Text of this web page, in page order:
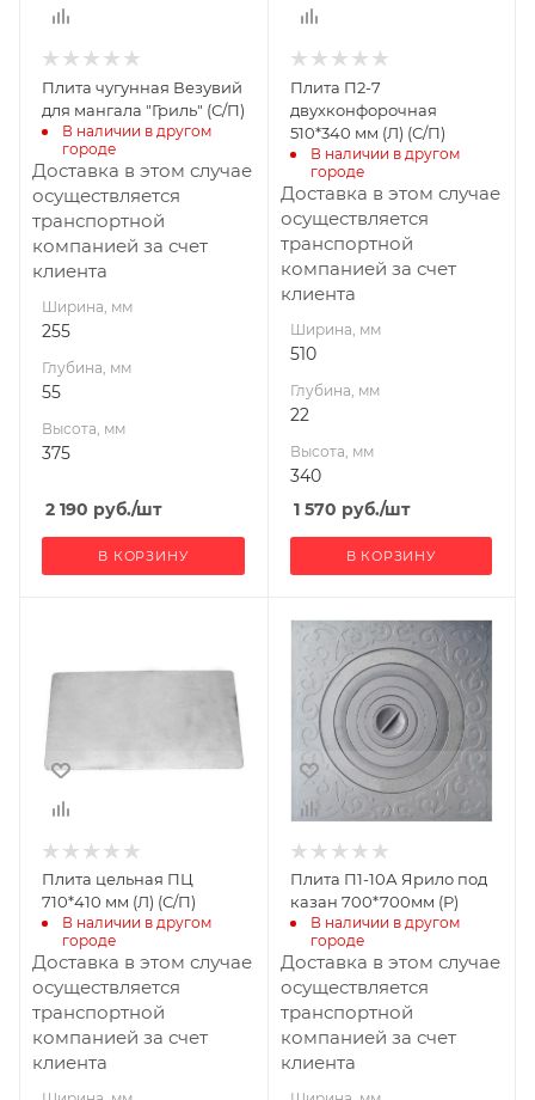
Плита чугунная Везувий
для мангала "Гриль" (С/П)
В наличии в другом
городе
Доставка в этом случае
осуществляется
транспортной
компанией за счет
клиента
Ширина, мм
255
Глубина, мм
55
Высота, мм
375
2 190 руб./шт
В КОРЗИНУ
Плита П2-7
двухконфорочная
510*340 мм (Л) (С/П)
В наличии в другом
городе
Доставка в этом случае
осуществляется
транспортной
компанией за счет
клиента
Ширина, мм
510
Глубина, мм
22
Высота, мм
340
1 570 руб./шт
В КОРЗИНУ
Глубина, мм
22
Высота, мм
410
Плита цельная ПЦ
710*410 мм (Л) (С/П)
В наличии в другом
городе
Доставка в этом случае
осуществляется
транспортной
компанией за счет
клиента
Ширина, мм
700
Глубина, мм
26.5
Высота, мм
700
Плита П1-10А Ярило под
казан 700*700мм (Р)
В наличии в другом
городе
Доставка в этом случае
осуществляется
транспортной
компанией за счет
клиента